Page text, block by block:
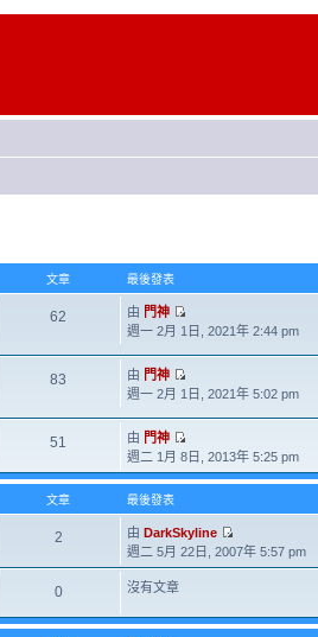
文章 最後發表
62 由 門神
週一 2月 1日, 2021年 2:44 pm
83 由 門神
週一 2月 1日, 2021年 5:02 pm
51 由 門神
週二 1月 8日, 2013年 5:25 pm
文章 最後發表
2 由DarkSkyline
週二 5月 22日, 2007年 5:57 pm
0 沒有文章